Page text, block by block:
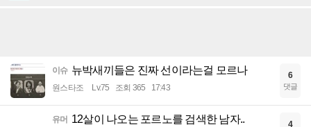
이슈 뉴박새끼들은 진짜 선이라는걸 모르나
원스타조 Lv.75 조회 365 17:43
6
댓글
유머 12살이 나오는 포르노를 검색한 남자.. 4